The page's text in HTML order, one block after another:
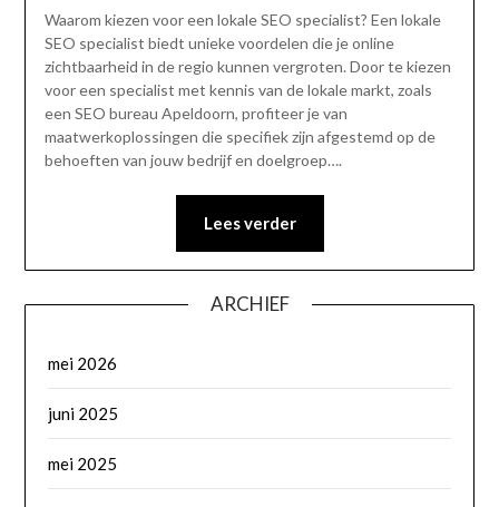
Waarom kiezen voor een lokale SEO specialist? Een lokale
SEO specialist biedt unieke voordelen die je online
zichtbaarheid in de regio kunnen vergroten. Door te kiezen
voor een specialist met kennis van de lokale markt, zoals
een SEO bureau Apeldoorn, profiteer je van
maatwerkoplossingen die specifiek zijn afgestemd op de
behoeften van jouw bedrijf en doelgroep….
Lees verder
ARCHIEF
mei 2026
juni 2025
mei 2025